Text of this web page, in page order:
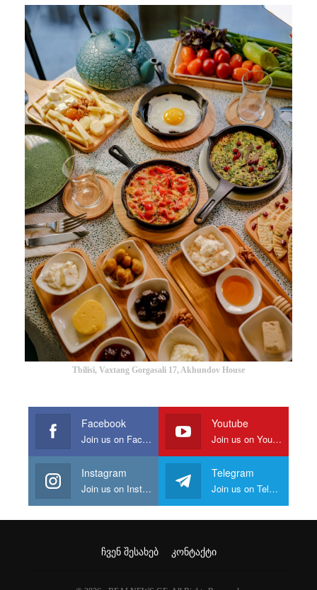
Tbilisi, Vaxtang Gorgasali 17, Akhundov House
Facebook
Join us on Facebook
Youtube
Join us on Youtube
Instagram
Join us on Instagram
Telegram
Join us on Telegram
ᲩᲕᲔᲜ ᲨᲔᲡᲐᲮᲔᲑ ᲙᲝᲜᲢᲐᲥᲢᲘ